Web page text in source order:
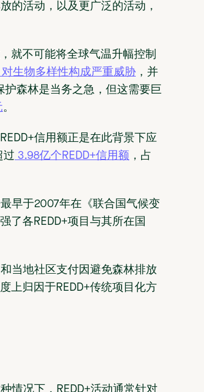
的活动，以及更广泛的活动，
就不可能将全球气温升幅控制
对生物多样性构成严重威胁 ，并
护森林是当务之急，但这需要巨
。
信用额正是在此背景下应
过 3.98亿个REDD+信用额 ，占
早于2007年在《联合国气候变
了各REDD+项目与其所在国
当地社区支付因避免森林排放
上归因于REDD+传统项目化方
情况下，REDD+活动通常针对